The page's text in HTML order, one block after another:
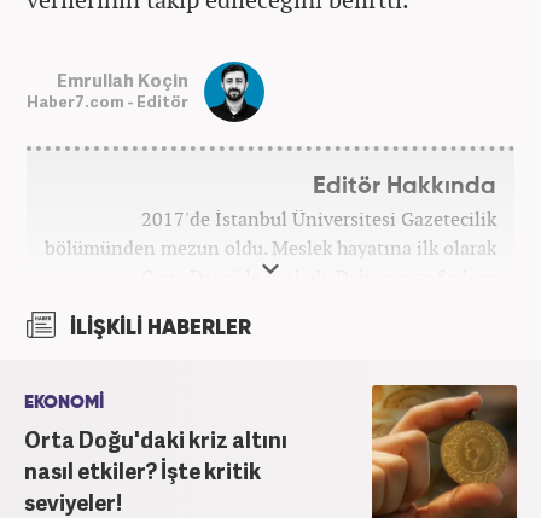
Emrullah Koçin
Haber7.com - Editör
Editör Hakkında
2017'de İstanbul Üniversitesi Gazetecilik
bölümünden mezun oldu. Meslek hayatına ilk olarak
Genç Dergi'de başladı. Daha sonra Sadece
yılında Haber7.com ailesine dahil olan Koçin,
hayatına devam etmektedir.
İLİŞKİLİ HABERLER
EKONOMİ
Orta Doğu'daki kriz altını
nasıl etkiler? İşte kritik
seviyeler!